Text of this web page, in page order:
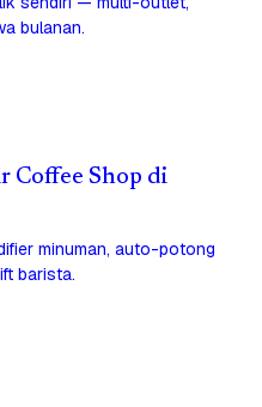
bulanan.
Coffee Shop di
minuman, auto-potong
barista.